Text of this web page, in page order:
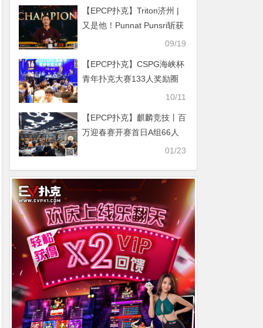
【EPCP扑克】Triton济州 |
又是他！Punnat Punsri斩获
$50K冠军 加冕第五座Triton
09/19
【EPCP扑克】CSPG海峡杯
青年扑克大赛133人奖励圈
产生！郑陶威遗憾成泡沫！
选手冲击冠军奖杯！
10/11
【EPCP扑克】麒麟竞技丨百
万迎春赛开赛首日A组66人
次参赛 飞飞领衔15人晋级01/23